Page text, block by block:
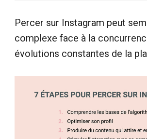
Percer sur Instagram peut
complexe face à la
évolutions constantes de la